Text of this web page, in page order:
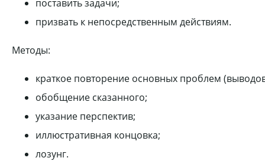
поставить задачи;
призвать к непосредственным действиям.
Методы:
краткое повторение основных проблем
обобщение сказанного;
указание перспектив;
иллюстративная концовка;
лозунг.